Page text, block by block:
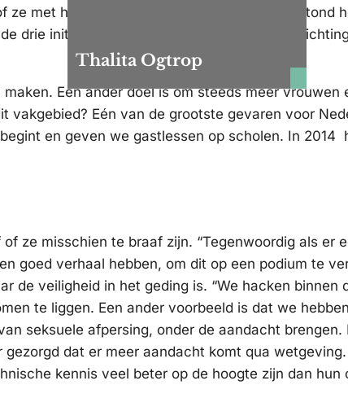
met hun vriendje mee zijn. Zodoende
drie initiatiefnemers van het netwerk een
Een ander doel is om steeds meer
Eén van de grootste gevaren voor
en geven we gastlessen op scholen. In
misschien te braaf zijn. “Tegenwoordig als
verhaal hebben, om dit op een podium te
veiligheid in het geding is. “We hacken
te liggen. Een ander voorbeeld is dat we
seksuele afpersing, onder de aandacht
dat er meer aandacht komt qua
kennis veel beter op de hoogte zijn dan hun
Thalita Ogtrop